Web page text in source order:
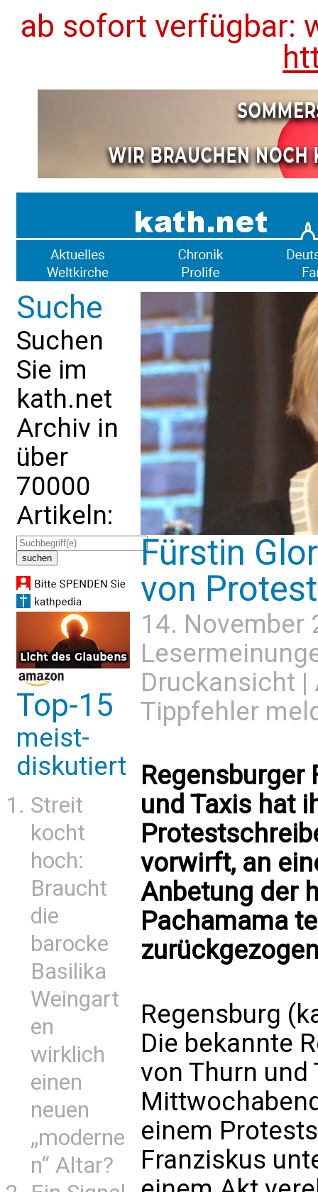
ab sofort verfügbar:
Suche
Suchen
Sie im
kath.net
Archiv in
über
70000
Artikeln:
Top-15
meist-
diskutiert
Streit
kocht
hoch:
Braucht
die
barocke
Basilika
Weingart
en
wirklich
einen
neuen
„moderne
n“ Altar?
Fürstin
von
14. November
Druckansicht |
Tippfehler
Regensburger
und Taxis hat
vorwirft, an
Anbetung der
Pachamama
Regensburg
Die bekannte
von Thurn und
einem
Franziskus